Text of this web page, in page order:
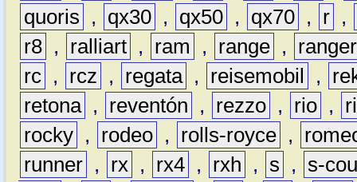
quoris
, qx30 , qx50 , qx70 , r ,
r8 , ralliart , ram , range ,
ranger
rc , rcz , regata , reisemobil ,
retona , reventón , rezzo , rio ,
rocky , rodeo , rolls-royce ,
runner , rx , rx4 , rxh , s ,
s-